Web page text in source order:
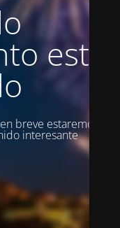
está
breve estaremos en
interesante